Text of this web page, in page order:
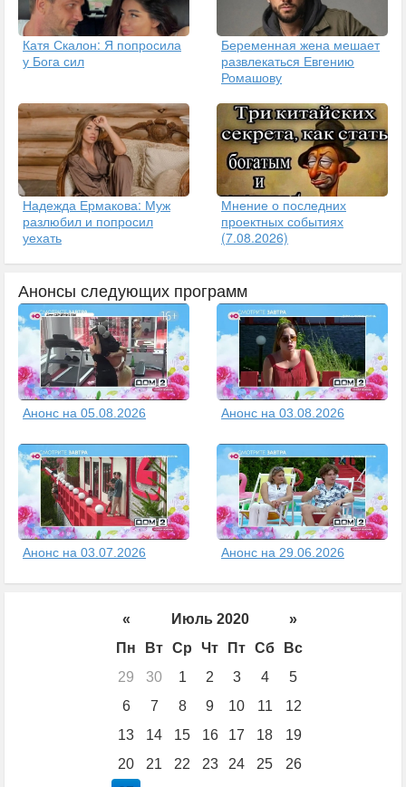
Катя Скалон: Я попросила
у Бога сил
Беременная жена мешает
развлекаться Евгению
Ромашову
Надежда Ермакова: Муж
разлюбил и попросил
уехать
Мнение о последних
проектных событиях
(7.08.2026)
Анонсы следующих программ
Анонс на 05.08.2026 Анонс на 03.08.2026
Анонс на 03.07.2026 Анонс на 29.06.2026
« Июль 2020
»
Пн
Вт Ср Чт Пт Сб
Вс
29
30 1 2 3 4
5
6
7 8 9 10 11
12
13
14 15 16 17 18
19
20
21 22 23 24 25
26